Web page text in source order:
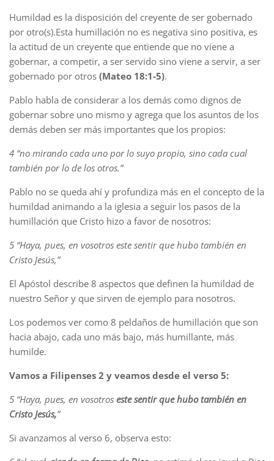
Humildad es la disposición del creyente de ser gobernado
por otro(s).Esta humillación no es negativa sino positiva, es
la actitud de un creyente que entiende que no viene a
gobernar, a competir, a ser servido sino viene a servir, a ser
gobernado por otros (Mateo 18:1-5).
Pablo habla de considerar a los demás como dignos de
gobernar sobre uno mismo y agrega que los asuntos de los
demás deben ser más importantes que los propios:
4 “no mirando cada uno por lo suyo propio, sino cada cual
también por lo de los otros.”
Pablo no se queda ahí y profundiza más en el concepto de la
humildad animando a la iglesia a seguir los pasos de la
humillación que Cristo hizo a favor de nosotros:
5 “Haya, pues, en vosotros este sentir que hubo también en
Cristo Jesús,”
El Apóstol describe 8 aspectos que definen la humildad de
nuestro Señor y que sirven de ejemplo para nosotros.
Los podemos ver como 8 peldaños de humillación que son
hacia abajo, cada uno más bajo, más humillante, más
humilde.
Vamos a Filipenses 2 y veamos desde el verso 5:
5 “Haya, pues, en vosotros este sentir que hubo también en
Cristo Jesús,”
Si avanzamos al verso 6, observa esto: